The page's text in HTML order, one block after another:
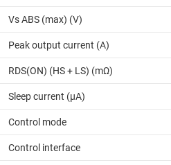
Vs ABS (max) (V)
Peak output current (A)
RDS(ON) (HS + LS) (mΩ)
Sleep current (µA)
Control mode
Control interface